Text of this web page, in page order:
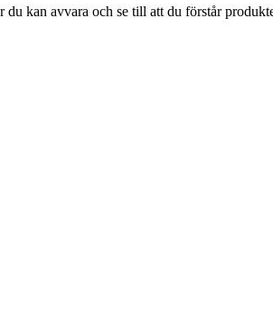
kan avvara och se till att du förstår